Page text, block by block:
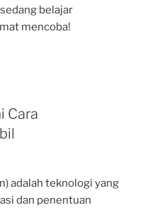
belajar
mencoba!
Cara
adalah teknologi yang
dan penentuan